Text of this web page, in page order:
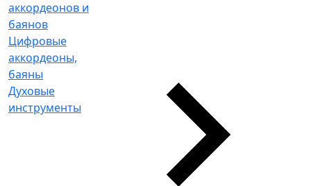
аккордеонов и
баянов
Цифровые
аккордеоны,
баяны
Духовые
инструменты